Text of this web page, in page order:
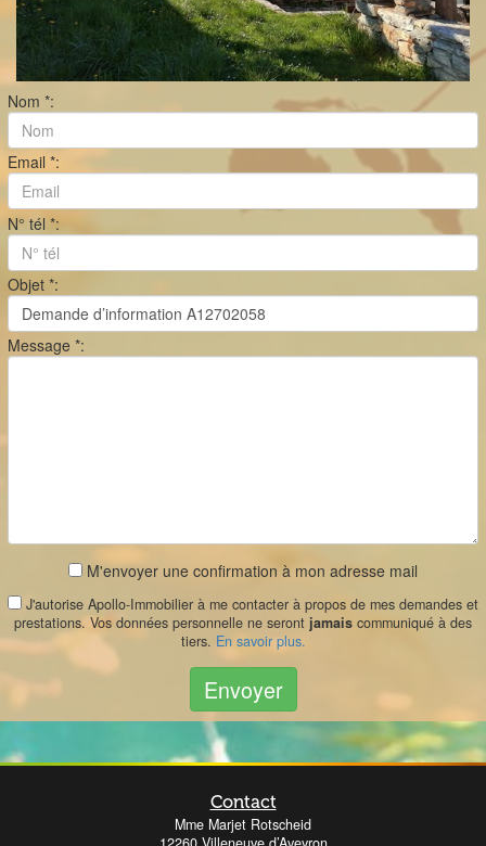
Nom *:
Email *:
N° tél *:
Objet *:
Message *:
M'envoyer une confirmation à mon adresse mail
J'autorise Apollo-Immobilier à me contacter à propos de mes demandes et
prestations. Vos données personnelle ne seront jamais communiqué à des
tiers. En savoir plus.
Envoyer
Contact
Mme Marjet Rotscheid